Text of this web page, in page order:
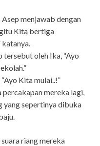
menjawab dengan
Kita bertiga
katanya.
tersebut oleh Ika, “Ayo
Kita mulai..!”
mereka lagi,
yang sepertinya dibuka
riang mereka